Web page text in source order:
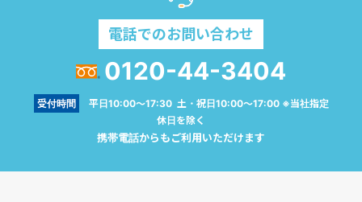
電話でのお問い合わせ
0120-44-3404
受付時間
平日10:00～17:30 土・祝日10:00～17:00 ※当社指定
休日を除く
携帯電話からもご利用いただけます